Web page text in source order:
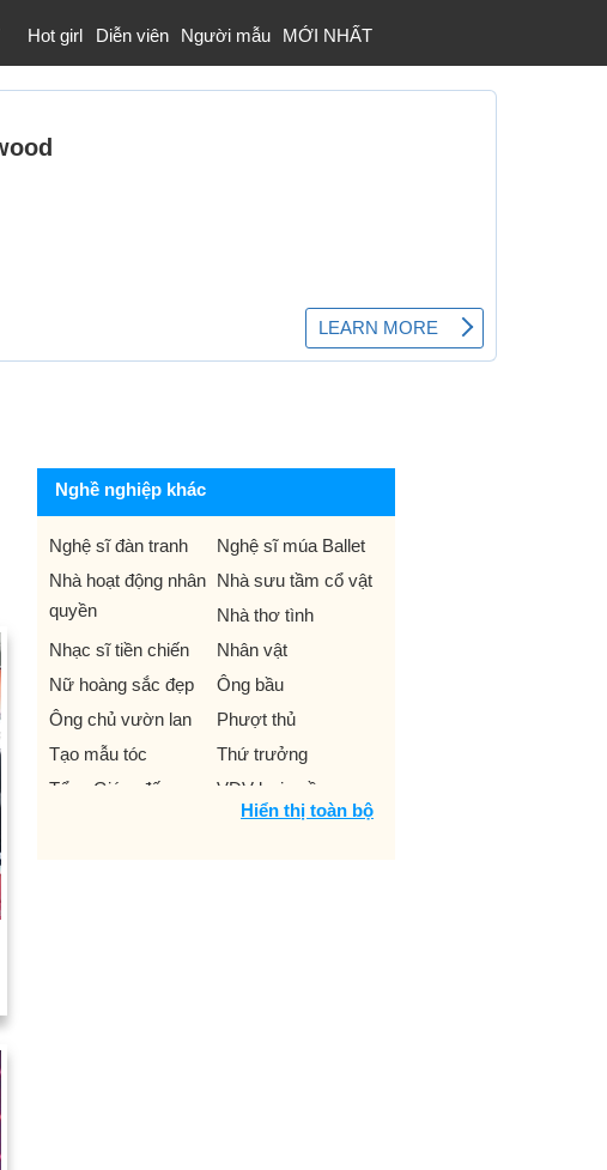
Hot girl Diễn viên Người mẫu MỚI NHẤT
Nghề nghiệp khác
Nghệ sĩ đàn tranh
Nghệ sĩ múa Ballet
Nhà hoạt động nhân
quyền
Nhà sưu tầm cổ vật
Nhà thơ tình
Nhạc sĩ tiền chiến
Nhân vật
Nữ hoàng sắc đẹp
Ông bầu
Ông chủ vườn lan
Phượt thủ
Tạo mẫu tóc
Thứ trưởng
Tổng Giám đốc
VĐV bơi xuồng
VĐV Karatedo
Hiển thị toàn bộ